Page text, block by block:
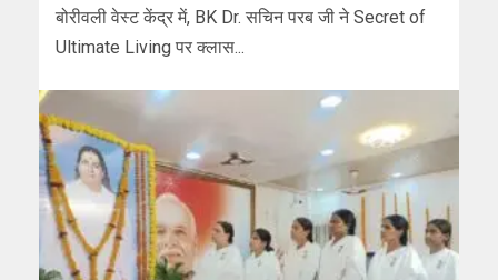
बोरीवली वेस्ट केंद्र में, BK Dr. सचिन परब जी ने Secret of
Ultimate Living पर क्लास...